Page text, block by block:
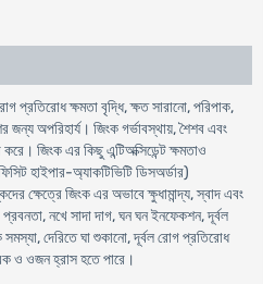
প্রতিরোধ ক্ষমতা বৃদ্ধি, ক্ষত সারানো, পরিপাক,
জন্য অপরিহার্য। জিংক গর্ভাবস্থায়, শৈশব এবং
জিংক এর কিছু এন্টিঅক্সিডেন্ট ক্ষমতাও
হাইপার-অ্যাকটিভিটি ডিসঅর্ডার)
ক্ষেত্রে জিংক এর অভাবে ক্ষুধামান্দ্য, স্বাদ এবং
নখে সাদা দাগ, ঘন ঘন ইনফেকশন, দূর্বল
দেরিতে ঘা শুকানো, দূর্বল রোগ প্রতিরোধ
ও ওজন হ্রাস হতে পারে।